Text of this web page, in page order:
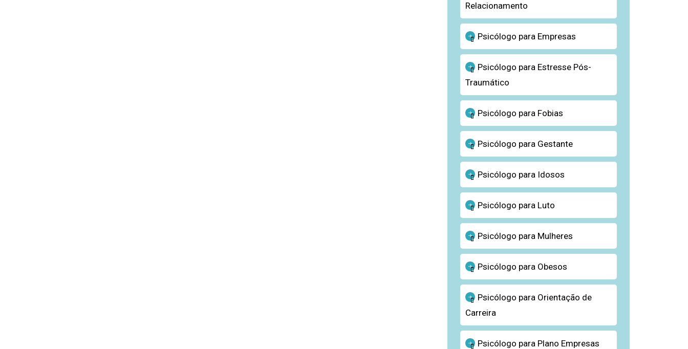
Relacionamento
Psicólogo para Empresas
Psicólogo para Estresse Pós-
Traumático
Psicólogo para Fobias
Psicólogo para Gestante
Psicólogo para Idosos
Psicólogo para Luto
Psicólogo para Mulheres
Psicólogo para Obesos
Psicólogo para Orientação de
Carreira
Psicólogo para Plano Empresas